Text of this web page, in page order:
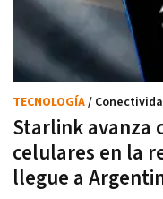
Starlink avanza
celulares en la
llegue a
TECNOLOGÍA/